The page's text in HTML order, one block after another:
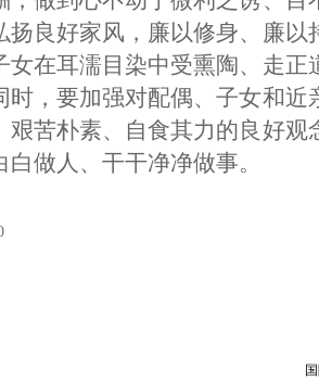
扬良好家风，廉以修身、廉
女在耳濡目染中受熏陶、走
时，要加强对配偶、子女和
艰苦朴素、自食其力的良好
白做人、干干净净做事。